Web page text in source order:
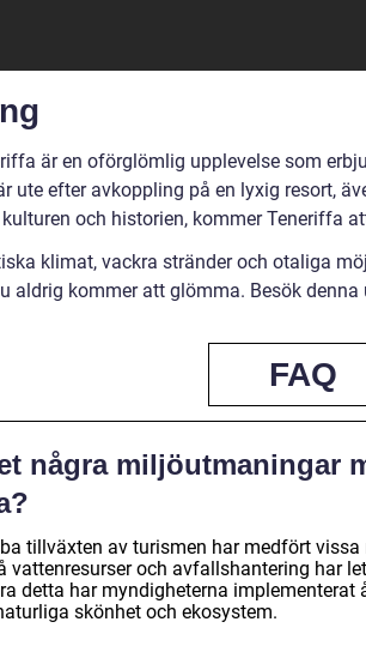
är en oförglömlig upplevelse som
ute efter avkoppling på en lyxig resort,
och historien, kommer Teneriffa
klimat, vackra stränder och otaliga
aldrig kommer att glömma. Besök
FAQ
några miljöutmaningar
tillväxten av turismen har medfört
vattenresurser och avfallshantering har
detta har myndigheterna
skönhet och ekosystem.